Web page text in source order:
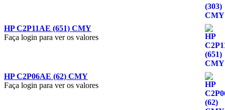
HP C2P11AE (651) CMY
Faça login para ver os valores
HP C2P06AE (62) CMY
Faça login para ver os valores